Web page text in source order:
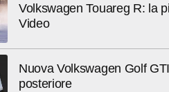
Volkswagen Touareg R: la
Video
Nuova Volkswagen Golf
posteriore